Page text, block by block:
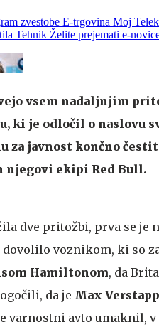
vsem nadaljnjim
ki je odločil o naslovu
za javnost končno
njegovi ekipi Red Bull.
dve pritožbi, prva se je
dovolilo voznikom, ki so
Hamiltonom, da
da je Max
varnostni avto umaknil,